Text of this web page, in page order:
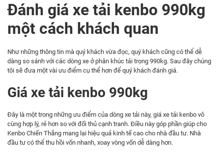
Đánh giá xe tải kenbo 990kg
một cách khách quan
Như những thông tin mà quý khách vừa đọc, quý khách cũng có thể dễ
dàng so sánh với các dòng xe ở phân khúc tải trọng 990kg. Sau đây chúng
tôi sẽ đưa một vài ưu điểm cụ thể hơn để quý khách đánh giá.
Giá xe tải kenbo 990kg
Đây là một trong những ưu điểm của dòng xe tải này, giá xe tải kenbo vô
cùng hợp lý, rẻ hơn so với đối thủ cạnh tranh. Điều này góp phần giúp cho
Kenbo Chiến Thắng mang lại hiệu quả kinh tế cao cho nhà đầu tư. Nhà
đầu tư có thể thu hồi vốn nhanh, xoay vòng vốn dễ dàng hơn.